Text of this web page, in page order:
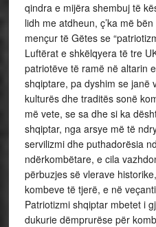
qindra e mijëra shembuj të
lidh me atdheun, ç’ka më
mençur të Gëtes se
Luftërat e shkëlqyera të tre
patriotëve të ramë në altarin
shqiptare, pa dyshim se janë
kulturës dhe traditës sonë
më vete, se sa dhe si ka
shqiptar, nga arsye më të
servilizmi dhe puthadorësia
ndërkombëtare, e cila
përbuzjes së vlerave
kombeve të tjerë, e në
Patriotizmi shqiptar mbetet i
dukurie dëmprurëse për